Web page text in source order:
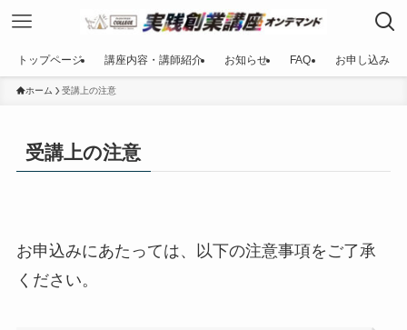
トップページ 講座内容・講師紹介 お知らせ FAQ お申し込み
ホーム 受講上の注意
受講上の注意
お申込みにあたっては、以下の注意事項をご了承
ください。